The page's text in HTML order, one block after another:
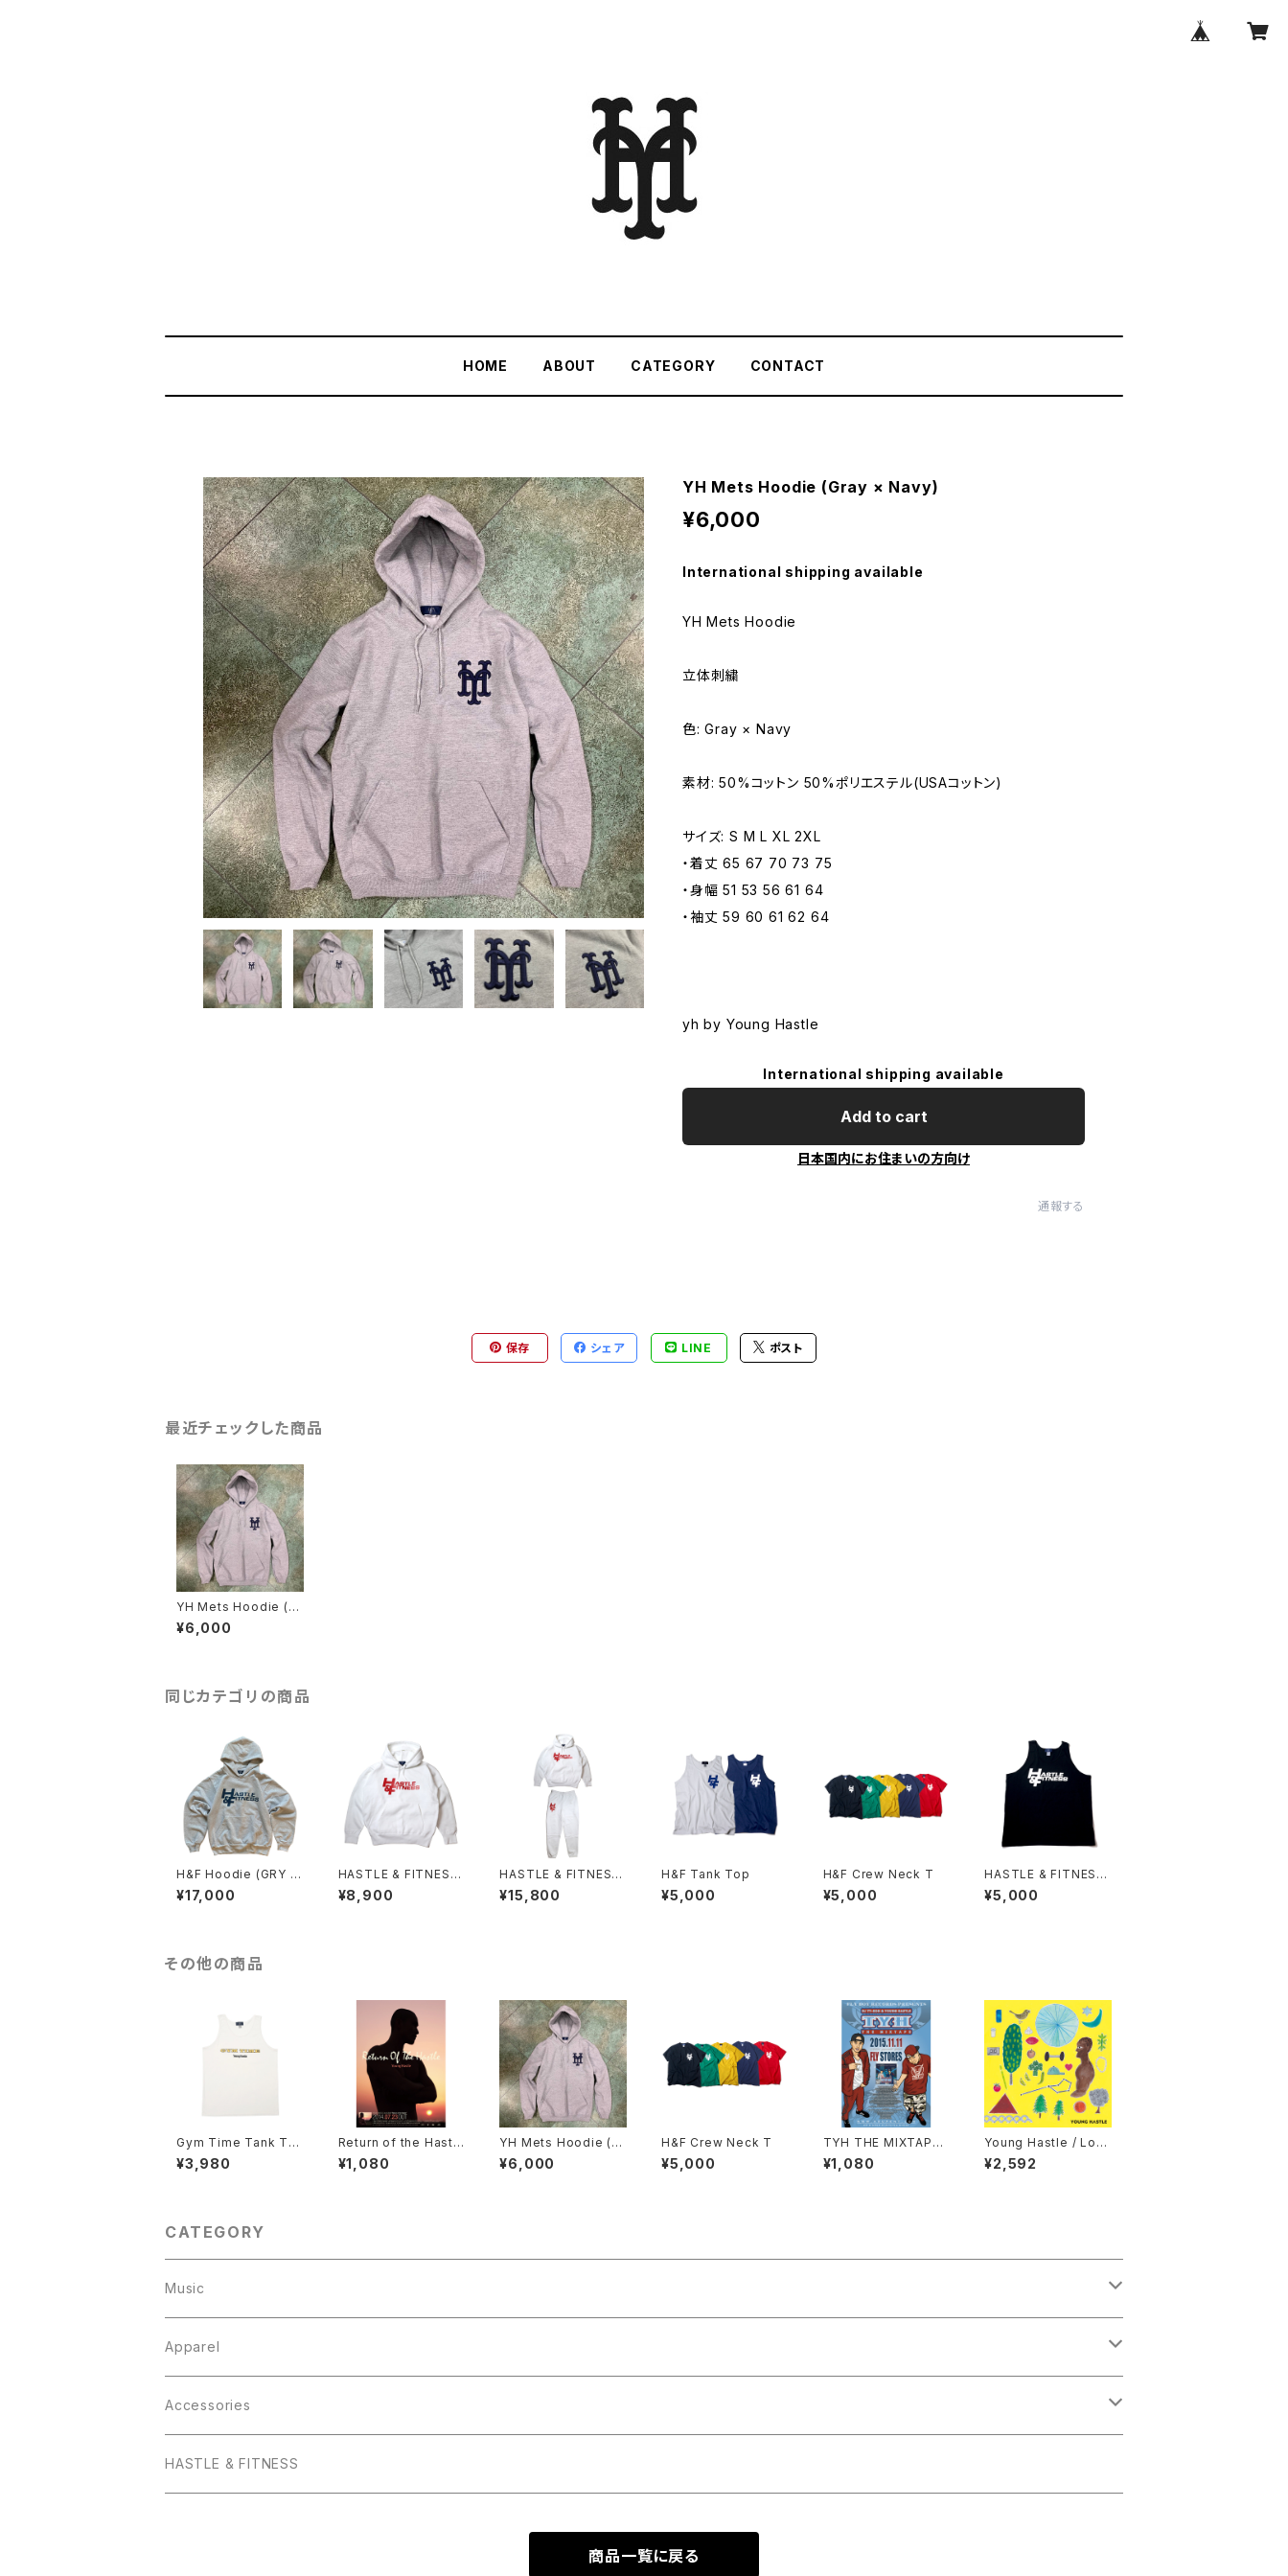
HOME ABOUT CATEGORY CONTACT
YH Mets Hoodie (Gray × Navy)
¥6,000
International shipping available
YH Mets Hoodie
立体刺繍
色: Gray × Navy
素材: 50%コットン 50%ポリエステル(USAコットン)
サイズ: S M L XL 2XL
・着丈 65 67 70 73 75
・身幅 51 53 56 61 64
・袖丈 59 60 61 62 64
yh by Young Hastle
International shipping available
Add to cart
日本国内にお住まいの方向け
通報する
保存 シェア LINE ポスト
最近チェックした商品
YH Mets Hoodie (Gr
ay × Navy)
¥6,000
同じカテゴリの商品
H&F Hoodie (GRY ×
NVY)
¥17,000
HASTLE & FITNESS
Hoodie (WHT × RE
D)
¥8,900
HASTLE & FITNESS
Hoodie & Sweat Pa
nts (WHT × RED)
¥15,800
H&F Tank Top
¥5,000
H&F Crew Neck T
¥5,000
HASTLE & FITNESS
Tank Top (BLK × W
HT)
¥5,000
その他の商品
Gym Time Tank To
p (WHT)
¥3,980
Return of the Hastl
e ポスター
¥1,080
YH Mets Hoodie (Gr
ay × Navy)
¥6,000
H&F Crew Neck T
¥5,000
TYH THE MIXTAPE
ポスター
¥1,080
Young Hastle / Lov
e Hastle (CD) ステッ
カー&ヤンハスサイン入
¥2,592
CATEGORY
Music
HASTLE & FITNESS
Apparel
Hats
Tops
Accessories
iPhone ケース
HASTLE & FITNESS
商品一覧に戻る